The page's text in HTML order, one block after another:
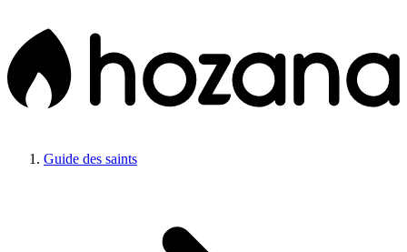
Guide des saints